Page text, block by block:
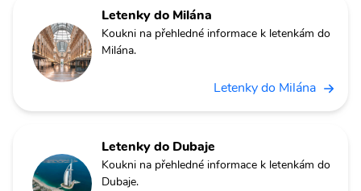
Letenky do Milána
Koukni na přehledné informace k letenkám do
Milána.
Letenky do Milána
Letenky do Dubaje
Koukni na přehledné informace k letenkám do
Dubaje.